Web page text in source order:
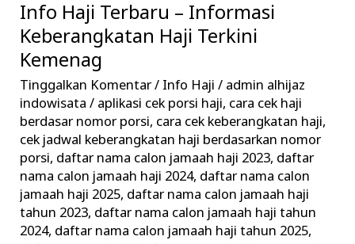
Info Haji Terbaru – Informasi
Keberangkatan Haji Terkini
Kemenag
Tinggalkan Komentar/ Info Haji / admin alhijaz
indowisata/ aplikasi cek porsi haji, cara cek haji
berdasar nomor porsi, cara cek keberangkatan haji,
cek jadwal keberangkatan haji berdasarkan nomor
porsi, daftar nama calon jamaah haji 2023, daftar
nama calon jamaah haji 2024, daftar nama calon
jamaah haji 2025, daftar nama calon jamaah haji
tahun 2023, daftar nama calon jamaah haji tahun
2024, daftar nama calon jamaah haji tahun 2025,
Info
Haji
Terbaru
–
Informasi
Keberangkatan
Haji
Terkini
Kemenag